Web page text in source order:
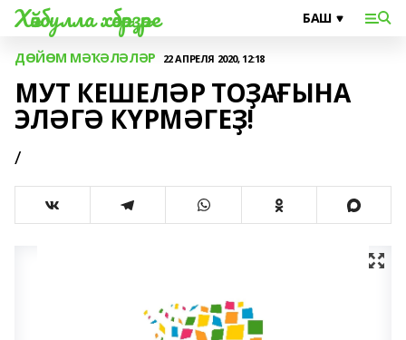
Хәйбулла хәбәрҙәре
ДӨЙӨМ МӘҠӘЛӘЛӘР 22 АПРЕЛЯ 2020, 12:18
МУТ КЕШЕЛӘР ТОҘАҒЫНА
ЭЛӘГӘ КҮРМӘГЕҘ!
/